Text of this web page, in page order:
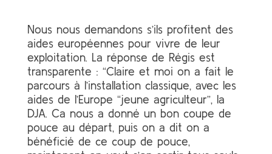
Nous nous demandons s’ils profitent des
aides européennes pour vivre de leur
exploitation. La réponse de Régis est
transparente : “Claire et moi on a fait le
parcours à l’installation classique, avec les
aides de l’Europe “jeune agriculteur”, la
DJA. Ca nous a donné un bon coupe de
pouce au départ, puis on a dit on a
bénéficié de ce coup de pouce,